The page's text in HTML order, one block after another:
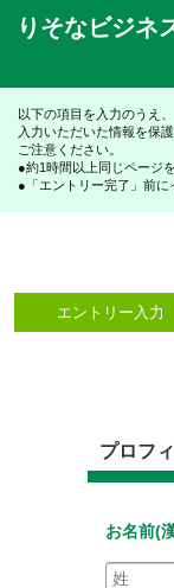
りそなビジ
以下の項目を入力のうえ
入力いただいた情報を保
ご注意ください。
●約1時間以上同じページ
●「エントリー完了」前
エントリー入力
プロフ
お名前(